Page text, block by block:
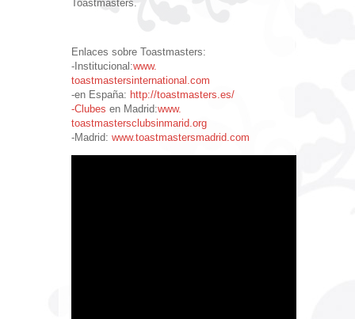
Toastmasters.
Enlaces sobre Toastmasters:
-Institucional:www.
toastmastersinternational.com
-en España: http://toastmasters.es/
-Clubes en Madrid:www.
toastmastersclubsinmarid.org
-Madrid: www.toastmastersmadrid.com